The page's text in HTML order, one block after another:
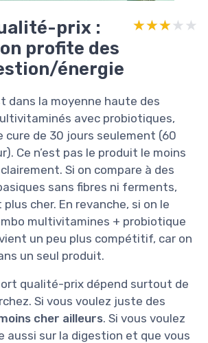
prix :
profite des
énergie
★★★★★
★★★★★
dans la moyenne haute des
avec probiotiques,
cure de 30 jours seulement (60
Ce n’est pas le produit le moins
Si on compare à des
sans fibres ni ferments,
cher. En revanche, si on le
multivitamines + probiotique
un peu plus compétitif, car on
un seul produit.
qualité-prix dépend surtout de
Si vous voulez juste des
cher ailleurs. Si vous voulez
aussi sur la digestion et que vous